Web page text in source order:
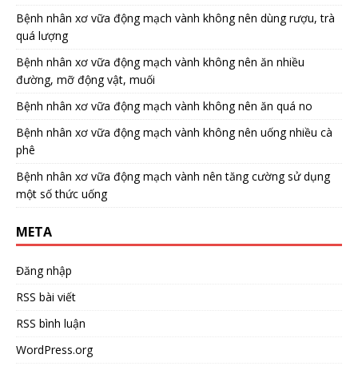
Bệnh nhân xơ vữa động mạch vành không nên dùng rượu, trà
quá lượng
Bệnh nhân xơ vữa động mạch vành không nên ăn nhiều
đường, mỡ động vật, muối
Bệnh nhân xơ vữa động mạch vành không nên ăn quá no
Bệnh nhân xơ vữa động mạch vành không nên uống nhiều cà
phê
Bệnh nhân xơ vữa động mạch vành nên tăng cường sử dụng
một số thức uống
META
Đăng nhập
RSS bài viết
RSS bình luận
WordPress.org